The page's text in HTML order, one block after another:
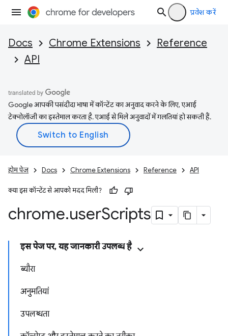
प्रवेश करें
Docs Chrome Extensions
Reference
API
Google आपकी पसंदीदा भाषा में कॉन्टेंट का अनुवाद करने के लिए, एआई
टेक्नोलॉजी का इस्तेमाल करता है. एआई से मिले अनुवादों में गलतियां हो सकती हैं.
होम पेज Docs Chrome Extensions Reference API
क्या इस कॉन्टेंट से आपको मदद मिली?
chrome.userScripts
इस पेज पर, यह जानकारी उपलब्ध है
ब्यौरा
अनुमतियां
उपलब्धता